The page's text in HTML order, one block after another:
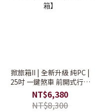
掀旅箱II | 全新升級 純PC |
25吋 一鍵煞車 前開式行李
箱【旅行箱/大行李箱/硬殼
行李箱】
NT$6,380
NT$8,300